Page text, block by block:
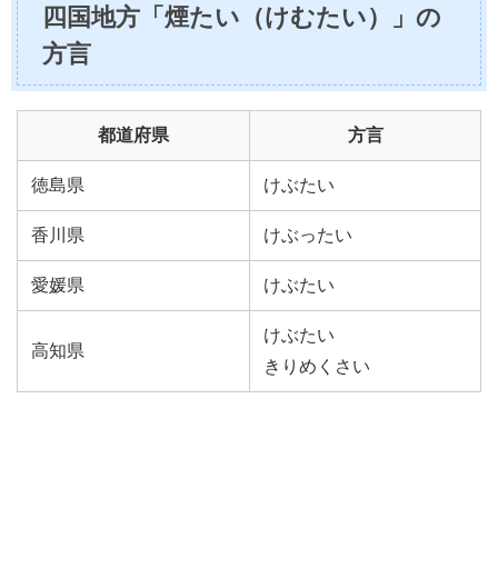
四国地方「煙たい（けむたい）」の
方言
都道府県 方言
徳島県 けぶたい
香川県 けぶったい
愛媛県 けぶたい
高知県
けぶたい
きりめくさい